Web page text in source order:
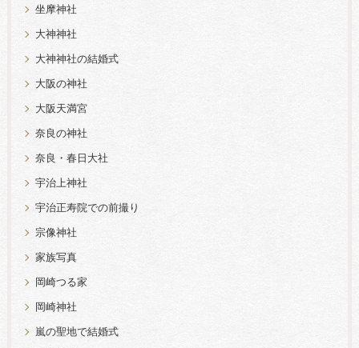
坐摩神社
大神神社
大神神社の結婚式
大阪の神社
大阪天満宮
奈良の神社
奈良・春日大社
宇治上神社
宇治正寿院での前撮り
宗像神社
家族写真
岡崎つる家
岡崎神社
嵐の聖地で結婚式